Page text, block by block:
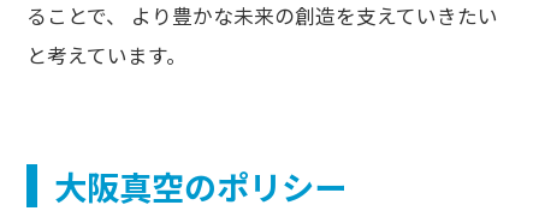
ることで、 より豊かな未来の創造を支えていきたい
と考えています。
大阪真空のポリシー